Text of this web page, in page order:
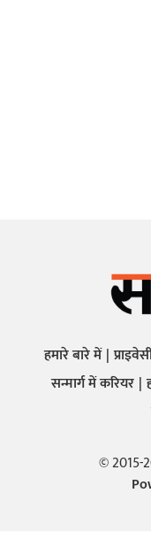
हमारे बारे में
सन्मार्ग में करियर
© 2015-